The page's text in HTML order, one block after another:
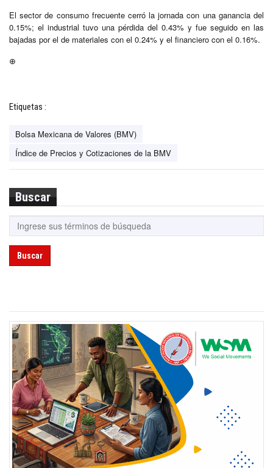
El sector de consumo frecuente cerró la jornada con una ganancia del
0.15%; el industrial tuvo una pérdida del 0.43% y fue seguido en las
bajadas por el de materiales con el 0.24% y el financiero con el 0.16%.
⊕
Etiquetas :
Bolsa Mexicana de Valores (BMV)
Índice de Precios y Cotizaciones de la BMV
Buscar
Buscar